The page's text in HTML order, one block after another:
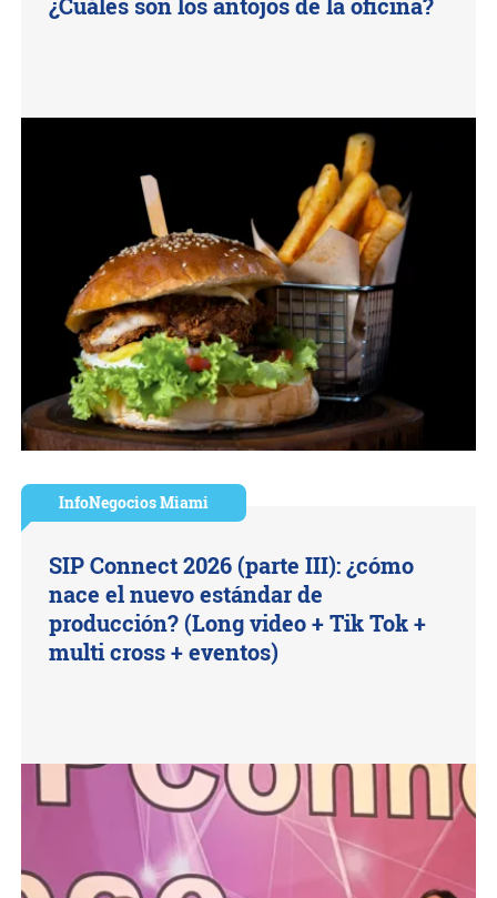
InfoNegocios Miami
SIP Connect 2026 (parte III): ¿cómo
nace el nuevo estándar de
producción? (Long video + Tik Tok +
multi cross + eventos)